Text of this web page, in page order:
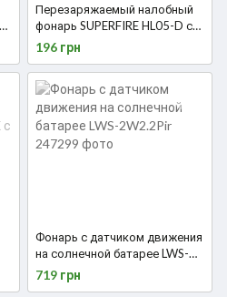
Перезаряжаемый налобный
фонарь SUPERFIRE HL05-D с
мощностью 2 Вт
196 грн
Фонарь с датчиком движения
на солнечной батарее LWS-
2W2.2Pir
719 грн